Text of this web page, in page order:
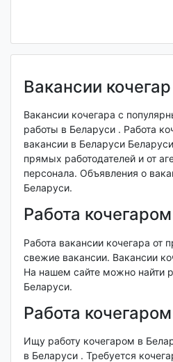
Вакансии кочегар
Вакансии кочегара с
работы в Беларуси . Работа
вакансии в Беларуси
прямых работодателей и от
персонала. Объявления о
Беларуси.
Работа кочегаром
Работа вакансии кочегара от
свежие вакансии. Вакансии
На нашем сайте можно найти
Беларуси.
Работа
Ищу работу кочегаром в
в Беларуси . Требуется